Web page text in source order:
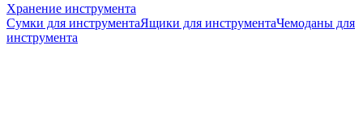
Хранение инструмента
Сумки для инструментаЯщики для инструментаЧемоданы для
инструмента